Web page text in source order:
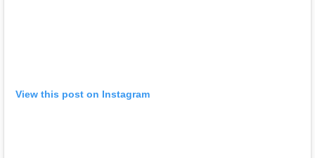
View this post on Instagram